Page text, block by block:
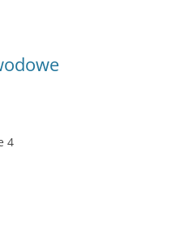
4